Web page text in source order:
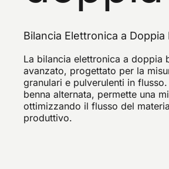
Bilancia Elettronica a
La bilancia elettronica a doppia
avanzato, progettato per la
granulari e pulverulenti in
benna alternata, permette una
ottimizzando il flusso del
produttivo.